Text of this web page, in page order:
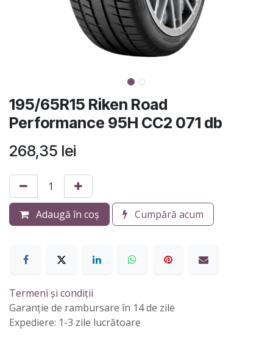
195/65R15 Riken Road
Performance 95H CC2 071 db
268,35 lei
Adaugă în coș Cumpără acum
Termeni și condiții
Garanție de rambursare în 14 de zile
Expediere: 1-3 zile lucrătoare